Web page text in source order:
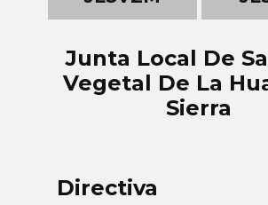
Junta Local De
Vegetal De La
Sierra
Directiva